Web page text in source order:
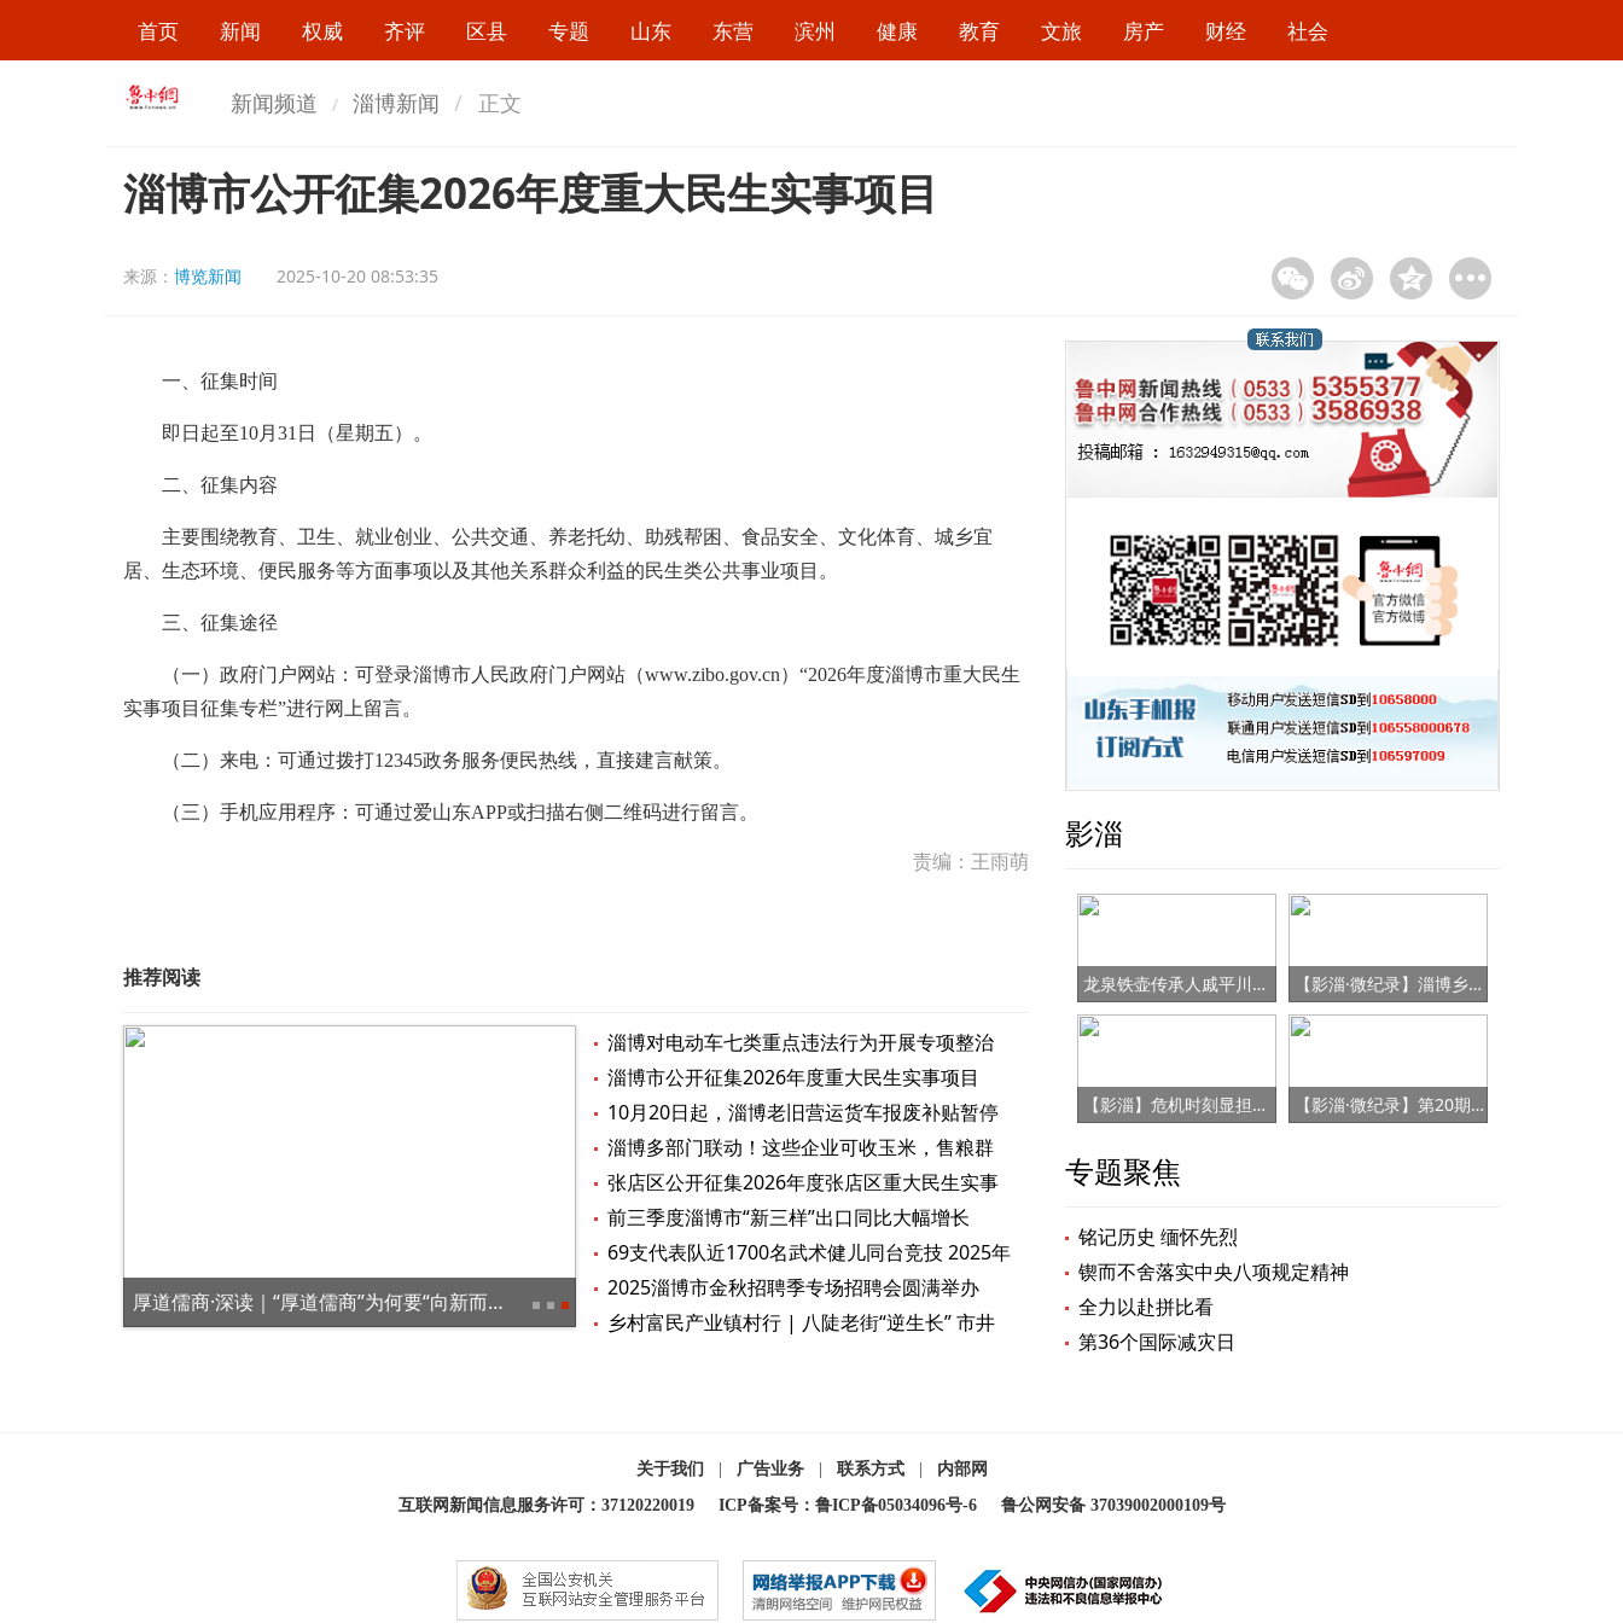
首页 新闻 权威 齐评 区县 专题 山东 东营 滨州 健康 教育 文旅 房产 财经 社会
新闻频道 淄博新闻 正文
淄博市公开征集2026年度重大民生实事项目
来源： 博览新闻 2025-10-20 08:53:35
一、征集时间
即日起至10月31日（星期五）。
二、征集内容
主要围绕教育、卫生、就业创业、公共交通、养老托幼、助残帮困、食品安全、文化体育、城乡宜
居、生态环境、便民服务等方面事项以及其他关系群众利益的民生类公共事业项目。
三、征集途径
（一）政府门户网站：可登录淄博市人民政府门户网站（www.zibo.gov.cn）“2026年度淄博市重大民生
实事项目征集专栏”进行网上留言。
（二）来电：可通过拨打12345政务服务便民热线，直接建言献策。
（三）手机应用程序：可通过爱山东APP或扫描右侧二维码进行留言。
责编：王雨萌
推荐阅读
厚道儒商·深读｜“厚道儒商”为何要“向新而行”？ 69支代表队近1700名武术健儿同台竞技 2025年淄博市演武大会开
淄博对电动车七类重点违法行为开展专项整治
淄博市公开征集2026年度重大民生实事项目
10月20日起，淄博老旧营运货车报废补贴暂停
受理
淄博多部门联动！这些企业可收玉米，售粮群
众请查收
张店区公开征集2026年度张店区重大民生实事
项目
前三季度淄博市“新三样”出口同比大幅增长
69支代表队近1700名武术健儿同台竞技 2025年
淄博市演武大会开
2025淄博市金秋招聘季专场招聘会圆满举办
乡村富民产业镇村行 | 八陡老街“逆生长” 市井
影淄
龙泉铁壶传承人戚平川的“守艺”之路 【影淄·微纪录】淄博乡村女书记的“变形记”
【影淄】危机时刻显担当 赤胆忠心保健康 【影淄·微纪录】第20期：战“疫”老将刘景春
专题聚焦
铭记历史 缅怀先烈
锲而不舍落实中央八项规定精神
全力以赴拼比看
第36个国际减灾日
关于我们 广告业务 联系方式
内部网
互联网新闻信息服务许可：37120220019
ICP备案号：鲁ICP备05034096号-6 鲁公网安备 37039002000109号